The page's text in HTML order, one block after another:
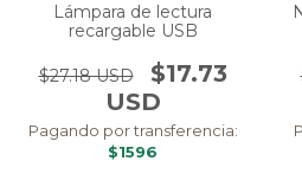
Lámpara de lectura
recargable USB
$27.18 USD
$17.73
USD
Pagando por transferencia:
$1596